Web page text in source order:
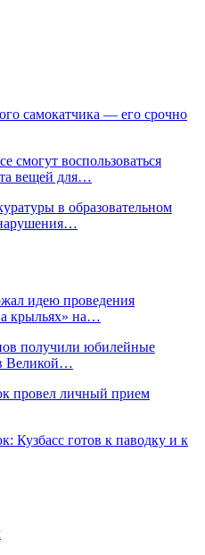
самокатчика — его срочно
смогут воспользоваться
вещей для…
в образовательном
идею проведения
крыльях» на…
получили юбилейные
Великой…
провел личный прием
Кузбасс готов к паводку и к